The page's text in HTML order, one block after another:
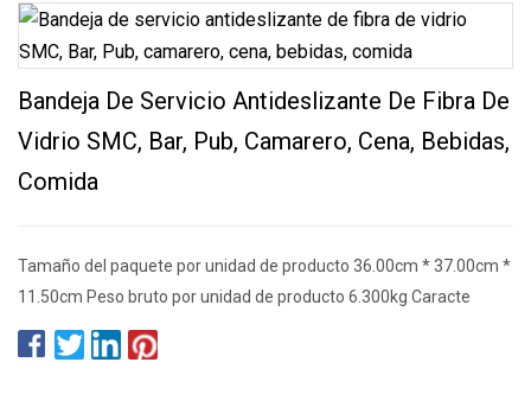
Bandeja De Servicio Antideslizante De Fibra De
Vidrio SMC, Bar, Pub, Camarero, Cena, Bebidas,
Comida
Tamaño del paquete por unidad de producto 36.00cm * 37.00cm *
11.50cm Peso bruto por unidad de producto 6.300kg Caracte